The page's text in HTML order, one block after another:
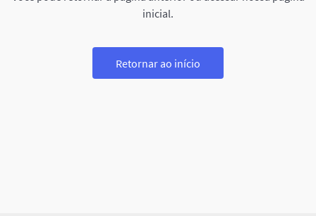
inicial.
Retornar ao início